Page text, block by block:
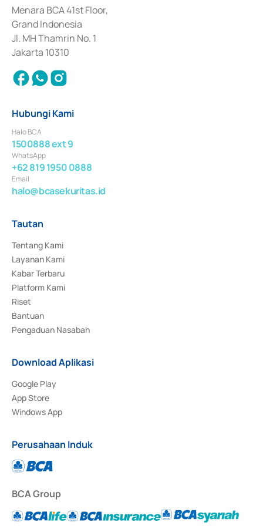
Penerbitan, Transaksi, serta Penatausahaan dan Penyelesaian Transaksi
Surat Berharga Komersial yang izinnya diterbitkan pada tahun 2018.
Menara BCA 41st Floor,
Grand Indonesia
Jl. MH Thamrin No. 1
Jakarta 10310
Hubungi Kami
Halo BCA
1500888 ext 9
WhatsApp
+62 819 1950 0888
Email
halo@bcasekuritas.id
Tautan
Tentang Kami
Layanan Kami
Kabar Terbaru
Platform Kami
Riset
Bantuan
Pengaduan Nasabah
Download Aplikasi
Google Play
App Store
Windows App
Perusahaan Induk
BCA Group